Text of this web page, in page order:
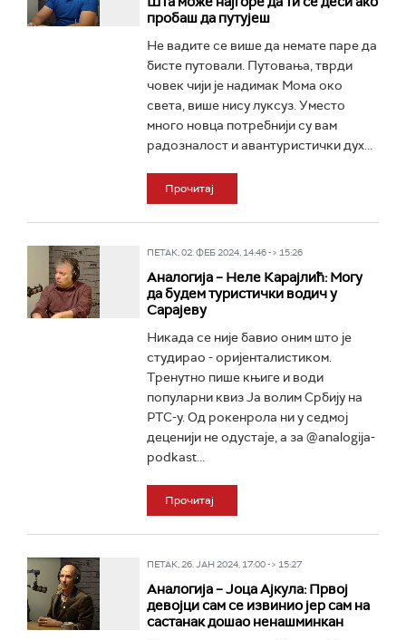
пробаш да путујеш
Не вадите се више да немате паре да
бисте путовали. Путовања, тврди
човек чији је надимак Мома око
света, више нису луксуз. Уместо
много новца потребнији су вам
радозналост и авантуристички дух...
Прочитај
ПЕТАК, 02. ФЕБ 2024, 14:46 -> 15:26
Аналогија – Неле Карајлић: Могу
да будем туристички водич у
Сарајеву
Никада се није бавио оним што је
студирао - оријенталистиком.
Тренутно пише књиге и води
популарни квиз Ја волим Србију на
РТС-у. Од рокенрола ни у седмој
деценији не одустаје, а за @analogija-
podkast...
Прочитај
ПЕТАК, 26. ЈАН 2024, 17:00 -> 15:27
Аналогија – Јоца Ајкула: Првој
девојци сам се извинио јер сам на
састанак дошао ненашминкан